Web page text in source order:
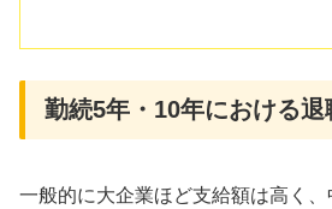
勤続5年・10年における
一般的に大企業ほど支給額は高く